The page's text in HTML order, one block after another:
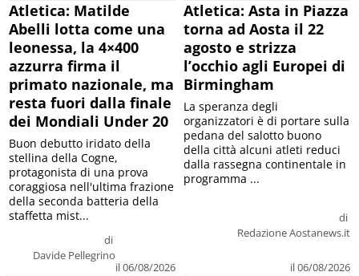
Atletica: Matilde
Abelli lotta come una
leonessa, la 4×400
azzurra firma il
primato nazionale, ma
resta fuori dalla finale
dei Mondiali Under 20
di
Davide Pellegrino
il 06/08/2026
Buon debutto iridato della
stellina della Cogne,
protagonista di una prova
coraggiosa nell'ultima frazione
della seconda batteria della
staffetta mist...
Atletica: Asta in Piazza
torna ad Aosta il 22
agosto e strizza
l’occhio agli Europei di
Birmingham
di
Redazione Aostanews.it
il 06/08/2026
La speranza degli
organizzatori è di portare sulla
pedana del salotto buono
della città alcuni atleti reduci
dalla rassegna continentale in
programma ...